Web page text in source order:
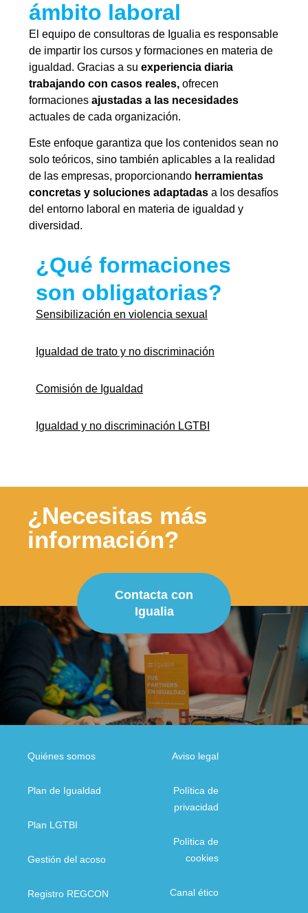
ámbito laboral
El equipo de consultoras de Igualia es responsable
de impartir los cursos y formaciones en materia de
igualdad. Gracias a su experiencia diaria
trabajando con casos reales, ofrecen
formaciones ajustadas a las necesidades
actuales de cada organización.
Este enfoque garantiza que los contenidos sean no
solo teóricos, sino también aplicables a la realidad
de las empresas, proporcionando herramientas
concretas y soluciones adaptadas a los desafíos
del entorno laboral en materia de igualdad y
diversidad.
¿Qué formaciones
son obligatorias?
Sensibilización en violencia sexual
Igualdad de trato y no discriminación
Comisión de Igualdad
Igualdad y no discriminación LGTBI
¿Necesitas más
información?
Contacta con
Igualia
Quiénes somos
Plan de Igualdad
Plan LGTBI
Gestión del acoso
Registro REGCON
Aviso legal
Política de
privacidad
Política de
cookies
Canal ético